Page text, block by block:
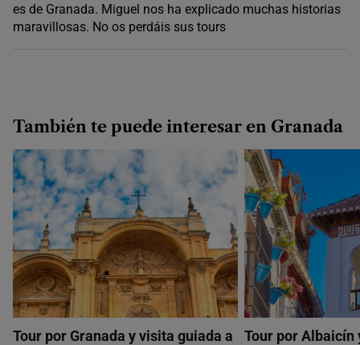
es de Granada. Miguel nos ha explicado muchas historias
maravillosas. No os perdáis sus tours
También te puede interesar en Granada
Tour por Granada y visita guiada a
Tour por Albaicín